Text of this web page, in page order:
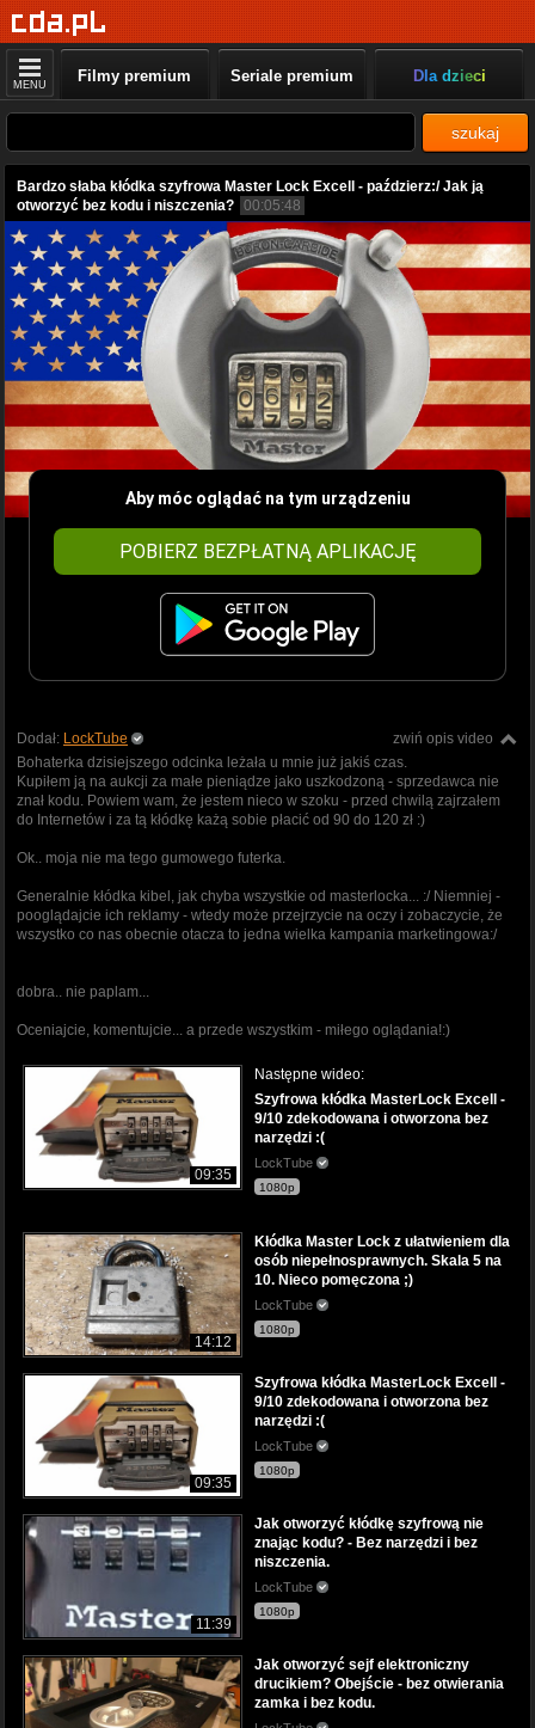
MENU Filmy premium Seriale premium Dla dzieci
szukaj
Bardzo słaba kłódka szyfrowa Master Lock Excell - paździerz:/ Jak ją
otworzyć bez kodu i niszczenia? 00:05:48
Aby móc oglądać na tym urządzeniu
POBIERZ BEZPŁATNĄ APLIKACJĘ
zwiń opis video
Dodał: LockTube
Bohaterka dzisiejszego odcinka leżała u mnie już jakiś czas.
Kupiłem ją na aukcji za małe pieniądze jako uszkodzoną - sprzedawca nie
znał kodu. Powiem wam, że jestem nieco w szoku - przed chwilą zajrzałem
do Internetów i za tą kłódkę każą sobie płacić od 90 do 120 zł :)
Ok.. moja nie ma tego gumowego futerka.
Generalnie kłódka kibel, jak chyba wszystkie od masterlocka... :/ Niemniej -
pooglądajcie ich reklamy - wtedy może przejrzycie na oczy i zobaczycie, że
wszystko co nas obecnie otacza to jedna wielka kampania marketingowa:/
dobra.. nie paplam...
Oceniajcie, komentujcie... a przede wszystkim - miłego oglądania!:)
09:35
Następne wideo:
Szyfrowa kłódka MasterLock Excell -
9/10 zdekodowana i otworzona bez
narzędzi :(
LockTube
1080p
14:12
Kłódka Master Lock z ułatwieniem dla
osób niepełnosprawnych. Skala 5 na
10. Nieco pomęczona ;)
LockTube
1080p
09:35
Szyfrowa kłódka MasterLock Excell -
9/10 zdekodowana i otworzona bez
narzędzi :(
LockTube
1080p
11:39
Jak otworzyć kłódkę szyfrową nie
znając kodu? - Bez narzędzi i bez
niszczenia.
LockTube
1080p
Jak otworzyć sejf elektroniczny
drucikiem? Obejście - bez otwierania
zamka i bez kodu.